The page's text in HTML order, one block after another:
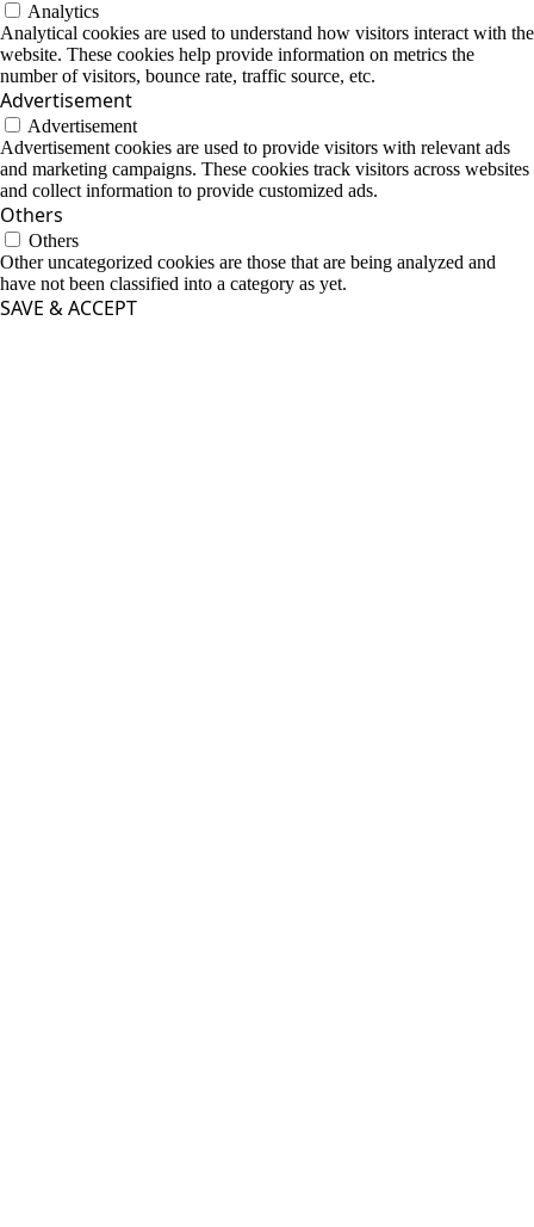
Analytics
Analytical cookies are used to understand how visitors interact with the
website. These cookies help provide information on metrics the
number of visitors, bounce rate, traffic source, etc.
Advertisement
Advertisement
Advertisement cookies are used to provide visitors with relevant ads
and marketing campaigns. These cookies track visitors across websites
and collect information to provide customized ads.
Others
Others
Other uncategorized cookies are those that are being analyzed and
have not been classified into a category as yet.
SAVE & ACCEPT